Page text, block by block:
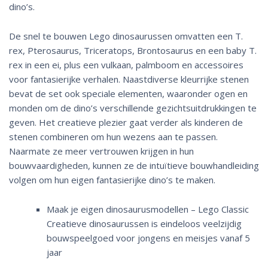
dino’s.
De snel te bouwen Lego dinosaurussen omvatten een T.
rex, Pterosaurus, Triceratops, Brontosaurus en een baby T.
rex in een ei, plus een vulkaan, palmboom en accessoires
voor fantasierijke verhalen. Naastdiverse kleurrijke stenen
bevat de set ook speciale elementen, waaronder ogen en
monden om de dino’s verschillende gezichtsuitdrukkingen te
geven. Het creatieve plezier gaat verder als kinderen de
stenen combineren om hun wezens aan te passen.
Naarmate ze meer vertrouwen krijgen in hun
bouwvaardigheden, kunnen ze de intuïtieve bouwhandleiding
volgen om hun eigen fantasierijke dino’s te maken.
Maak je eigen dinosaurusmodellen – Lego Classic
Creatieve dinosaurussen is eindeloos veelzijdig
bouwspeelgoed voor jongens en meisjes vanaf 5
jaar